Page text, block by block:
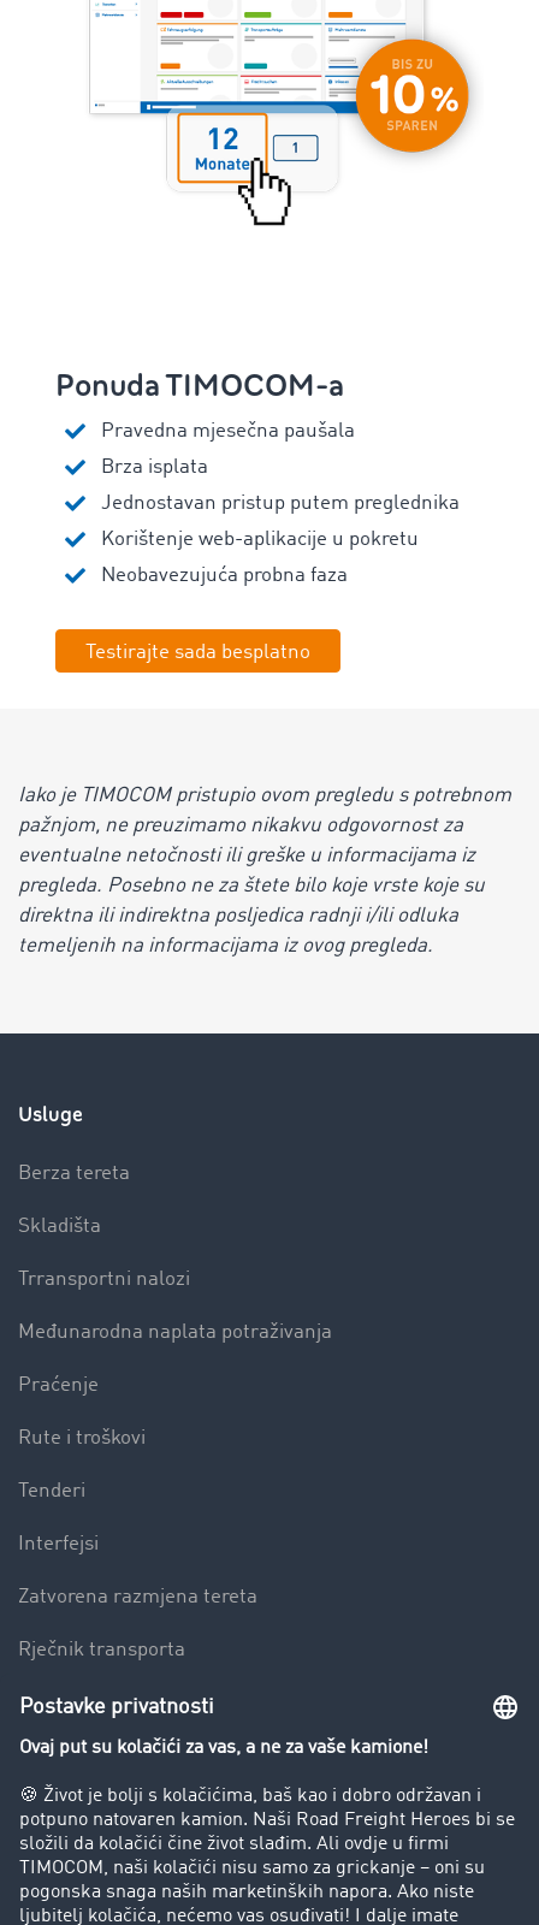
Ponuda TIMOCOM-a
Pravedna mjesečna paušala
Brza isplata
Jednostavan pristup putem preglednika
Korištenje web-aplikacije u pokretu
Neobavezujuća probna faza
Testirajte sada besplatno
Iako je TIMOCOM pristupio ovom pregledu s potrebnom
pažnjom, ne preuzimamo nikakvu odgovornost za
eventualne netočnosti ili greške u informacijama iz
pregleda. Posebno ne za štete bilo koje vrste koje su
direktna ili indirektna posljedica radnji i/ili odluka
temeljenih na informacijama iz ovog pregleda.
Usluge
Berza tereta
Skladišta
Trransportni nalozi
Međunarodna naplata potraživanja
Praćenje
Rute i troškovi
Tenderi
Interfejsi
Zatvorena razmjena tereta
Rječnik transporta
Preduzeće
Success Stories
Korisnici preporučuju korisnike
Blog